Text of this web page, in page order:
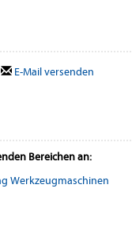
E-Mail versenden
Bereichen an:
Werkzeugmaschinen